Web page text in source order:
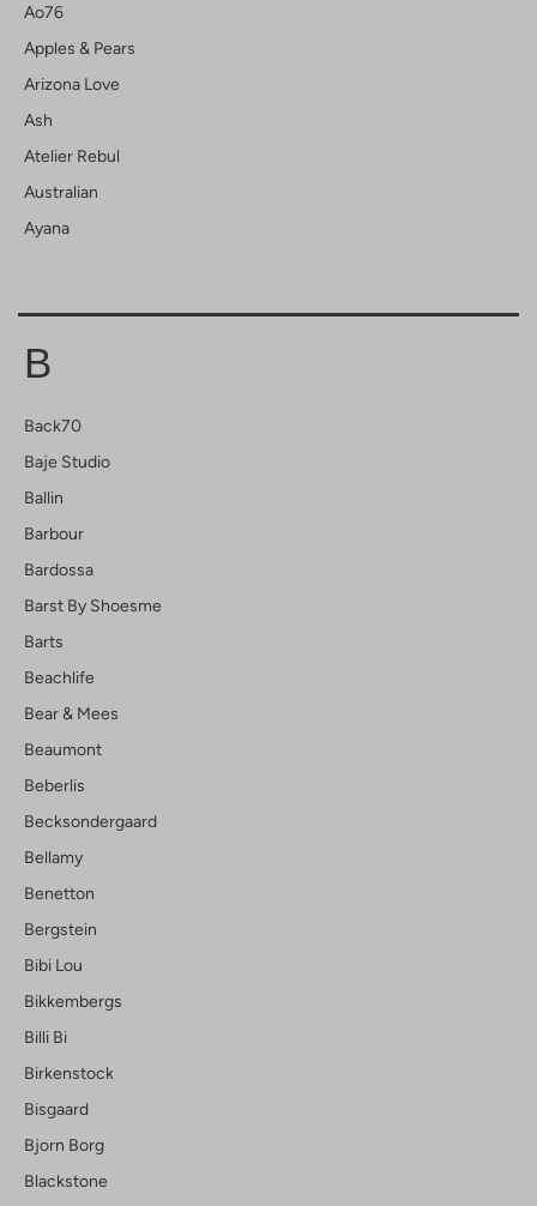
Ao76
Apples & Pears
Arizona Love
Ash
Atelier Rebul
Australian
Ayana
B
Back70
Baje Studio
Ballin
Barbour
Bardossa
Barst By Shoesme
Barts
Beachlife
Bear & Mees
Beaumont
Beberlis
Becksondergaard
Bellamy
Benetton
Bergstein
Bibi Lou
Bikkembergs
Billi Bi
Birkenstock
Bisgaard
Bjorn Borg
Blackstone